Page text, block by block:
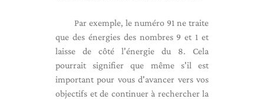
Par exemple, le numéro 91 ne traite
que des énergies des nombres 9 et 1 et
laisse de côté l'énergie du 8. Cela
pourrait signifier que même s'il est
important pour vous d'avancer vers vos
objectifs et de continuer à rechercher la